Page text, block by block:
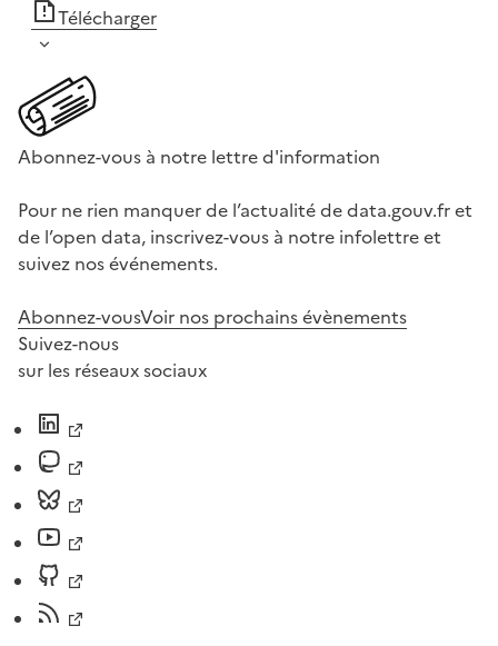
Télécharger
Abonnez-vous à notre lettre d'information
Pour ne rien manquer de l’actualité de data.gouv.fr et
de l’open data, inscrivez-vous à notre infolettre et
suivez nos événements.
Abonnez-vousVoir nos prochains évènements
Suivez-nous
sur les réseaux sociaux